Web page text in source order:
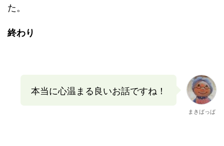
た。
終わり
本当に心温まる良いお話ですね！
まきばっぱ